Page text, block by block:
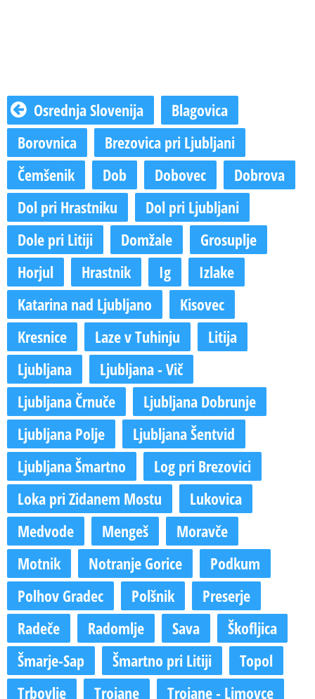
Osrednja Slovenija
Blagovica
Borovnica
Brezovica pri Ljubljani
Čemšenik
Dob Dobovec
Dobrova
Dol pri Hrastniku
Dol pri Ljubljani
Dole pri Litiji
Domžale
Grosuplje
Horjul
Hrastnik Ig
Izlake
Katarina nad Ljubljano
Kisovec
Kresnice
Laze v Tuhinju
Litija
Ljubljana
Ljubljana - Vič
Ljubljana Črnuče
Ljubljana Dobrunje
Ljubljana Polje
Ljubljana Šentvid
Ljubljana Šmartno
Log pri Brezovici
Loka pri Zidanem Mostu
Lukovica
Medvode
Mengeš
Moravče
Motnik
Notranje Gorice
Podkum
Polhov Gradec
Polšnik
Preserje
Radeče
Radomlje Sava
Škofljica
Šmarje-Sap
Šmartno pri Litiji
Topol
Trbovlje
Trojane Trojane - Limovce